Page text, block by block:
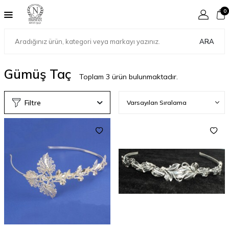
ARA
0
Gümüş Taç Toplam 3 ürün bulunmaktadır.
Filtre